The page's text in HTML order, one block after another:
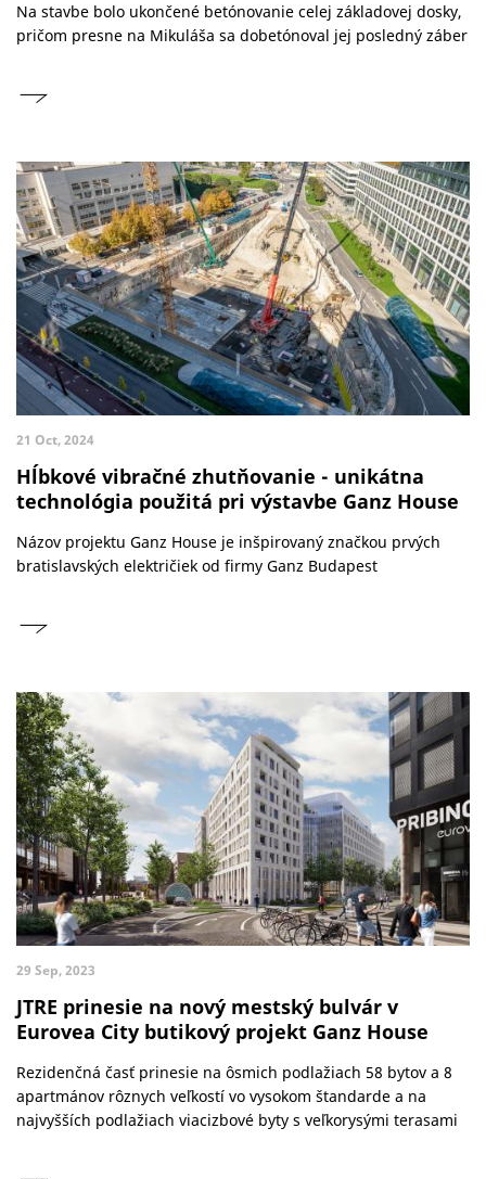
Na stavbe bolo ukončené betónovanie celej základovej dosky,
pričom presne na Mikuláša sa dobetónoval jej posledný záber
21 Oct, 2024
Hĺbkové vibračné zhutňovanie - unikátna
technológia použitá pri výstavbe Ganz House
Názov projektu Ganz House je inšpirovaný značkou prvých
bratislavských električiek od firmy Ganz Budapest
29 Sep, 2023
JTRE prinesie na nový mestský bulvár v
Eurovea City butikový projekt Ganz House
Rezidenčná časť prinesie na ôsmich podlažiach 58 bytov a 8
apartmánov rôznych veľkostí vo vysokom štandarde a na
najvyšších podlažiach viacizbové byty s veľkorysými terasami